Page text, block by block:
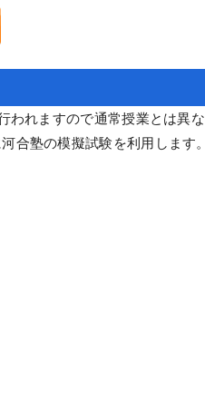
れますので通常授業とは異
合塾の模擬試験を利用します